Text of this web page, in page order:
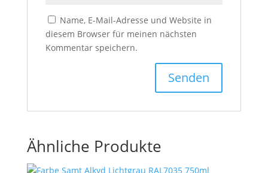
Name, E-Mail-Adresse und Website in
diesem Browser für meinen nächsten
Kommentar speichern.
Ähnliche Produkte